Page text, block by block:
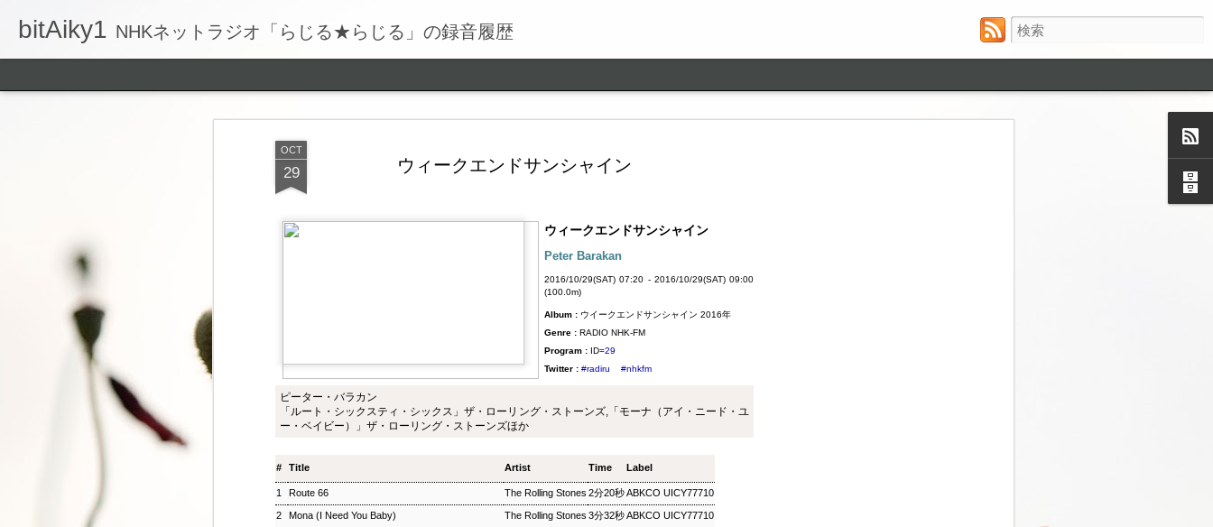
OCT
29 ウィークエンドサンシャイン
ウィークエンドサンシャイン
Peter Barakan
2016/10/29(SAT) 07:20 - 2016/10/29(SAT) 09:00
(100.0m)
Album : ウイークエンドサンシャイン 2016年
Genre : RADIO NHK-FM
Program : ID=29
Twitter : #radiru #nhkfm
ピーター・バラカン
「ルート・シックスティ・シックス」ザ・ローリング・ストーンズ,「モーナ（アイ・ニード・ユ
ー・ベイビー）」ザ・ローリング・ストーンズほか
# Title Artist Time Label
1 Route 66 The Rolling Stones 2分20秒ABKCO UICY77710
2 Mona (I Need You Baby) The Rolling Stones 3分32秒ABKCO UICY77710
bitAiky1 NHKネットラジオ「らじる★らじる」の録音履歴
ワールドロックナウ
2018/09/09(SUN) 18:00 (60.0m) Album : ワールドロックナ
Twitter : #radiru #nhkfm # File Name : 2018-09-09-16-59_ワールド
ロックナウ.mp3 渋谷陽一
ジャズ・トゥナイト ▽
ジャズ・トゥナイト ▽ホットピッ
2018/09/08(SAT) 23:00 -
2018/09/09(SUN) 01:00 (120.0m)
Album : ジャズ・トゥナイト 2018
SEP
8
ザ・ソウルミュージッ
ザ・ソウルミュージック ▽オダイ
ジュンコのTwilight Cruise～堂本
SEP
ウィークエンドサンシ
ウィークエンドサンシャイン ▽ア
リーサ・フランクリン特集(2)
Peter Barakan 2018/09/08(SAT)